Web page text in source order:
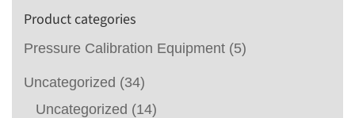
Product categories
Pressure Calibration Equipment (5)
Uncategorized (34)
Uncategorized (14)